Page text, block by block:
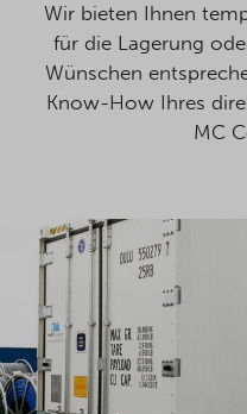
Wir bieten Ihnen
für die Lagerung
Wünschen
Know-How Ihres
MC